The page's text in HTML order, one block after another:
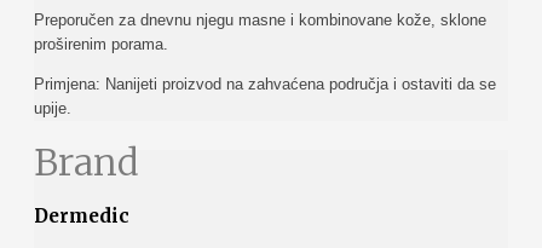
Preporučen za dnevnu njegu masne i kombinovane kože, sklone
proširenim porama.
Primjena: Nanijeti proizvod na zahvaćena područja i ostaviti da se
upije.
Brand
Dermedic